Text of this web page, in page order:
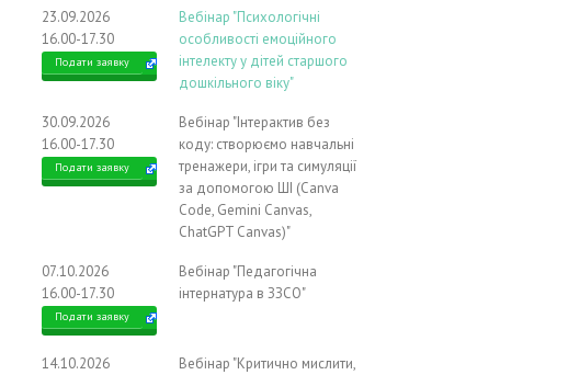
23.09.2026
16.00-17.30
Подати заявку
Вебінар "Психологічні
особливості емоційного
інтелекту у дітей старшого
дошкільного віку"
30.09.2026
16.00-17.30
Подати заявку
Вебінар "Інтерактив без
коду: створюємо навчальні
тренажери, ігри та симуляції
за допомогою ШІ (Canva
Code, Gemini Canvas,
ChatGPT Canvas)"
07.10.2026
16.00-17.30
Подати заявку
Вебінар "Педагогічна
інтернатура в ЗЗСО"
14.10.2026
Вебінар "Критично мислити,